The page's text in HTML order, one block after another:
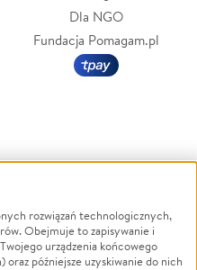
Dla NGO
Fundacja Pomagam.pl
Powódź
Wichura
NGO
rozwiązań technologicznych,
Obejmuje to zapisywanie i
urządzenia końcowego
późniejsze uzyskiwanie do nich